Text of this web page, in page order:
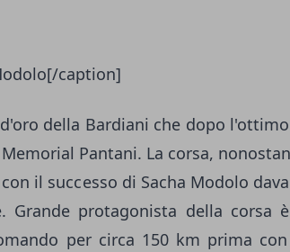
caption]
della Bardiani che dopo
Pantani. La corsa,
il successo di Sacha Modolo
Grande protagonista della corsa
per circa 150 km prima